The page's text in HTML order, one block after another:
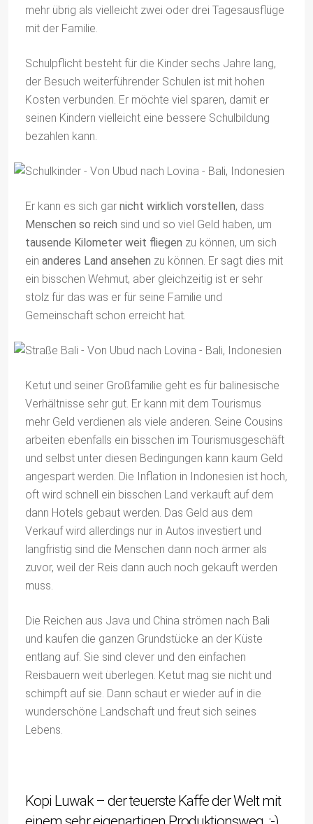
mehr übrig als vielleicht zwei oder drei Tagesausflüge
mit der Familie.
Schulpflicht besteht für die Kinder sechs Jahre lang,
der Besuch weiterführender Schulen ist mit hohen
Kosten verbunden. Er möchte viel sparen, damit er
seinen Kindern vielleicht eine bessere Schulbildung
bezahlen kann.
Er kann es sich gar nicht wirklich vorstellen, dass
Menschen so reich sind und so viel Geld haben, um
tausende Kilometer weit fliegen zu können, um sich
ein anderes Land ansehen zu können. Er sagt dies mit
ein bisschen Wehmut, aber gleichzeitig ist er sehr
stolz für das was er für seine Familie und
Gemeinschaft schon erreicht hat.
Ketut und seiner Großfamilie geht es für balinesische
Verhältnisse sehr gut. Er kann mit dem Tourismus
mehr Geld verdienen als viele anderen. Seine Cousins
arbeiten ebenfalls ein bisschen im Tourismusgeschäft
und selbst unter diesen Bedingungen kann kaum Geld
angespart werden. Die Inflation in Indonesien ist hoch,
oft wird schnell ein bisschen Land verkauft auf dem
dann Hotels gebaut werden. Das Geld aus dem
Verkauf wird allerdings nur in Autos investiert und
langfristig sind die Menschen dann noch ärmer als
zuvor, weil der Reis dann auch noch gekauft werden
muss.
Die Reichen aus Java und China strömen nach Bali
und kaufen die ganzen Grundstücke an der Küste
entlang auf. Sie sind clever und den einfachen
Reisbauern weit überlegen. Ketut mag sie nicht und
schimpft auf sie. Dann schaut er wieder auf in die
wunderschöne Landschaft und freut sich seines
Lebens.
Kopi Luwak – der teuerste Kaffe der Welt mit